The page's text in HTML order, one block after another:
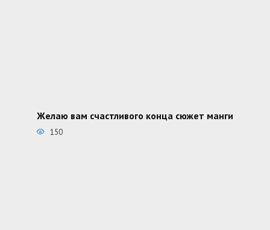
Желаю вам счастливого конца сюжет манги
150